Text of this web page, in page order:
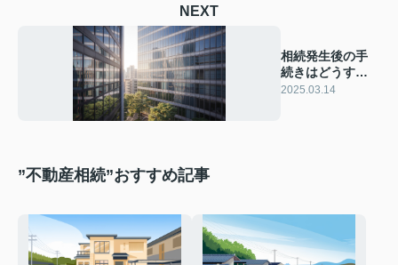
NEXT
相続発生後の手
続きはどうす
る？相続税申告
2025.03.14
”不動産相続”おすすめ記事